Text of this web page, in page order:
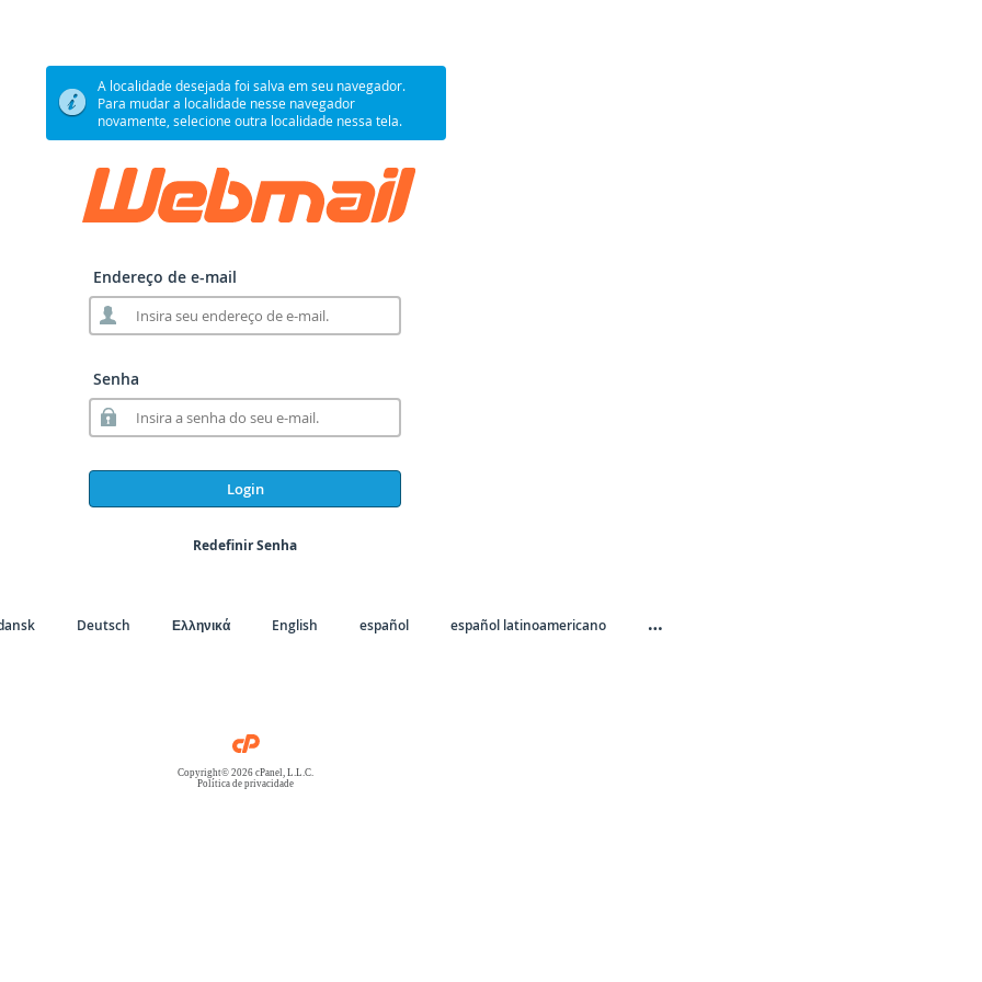
A localidade desejada foi salva em seu navegador.
Para mudar a localidade nesse navegador
novamente, selecione outra localidade nessa tela.
Endereço de e-mail
Senha
Login
Redefinir Senha
Deutsch Ελληνικά English español español latinoamericano …
Copyright© 2026 cPanel, L.L.C.
Política de privacidade